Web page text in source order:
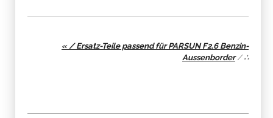
« / Ersatz-Teile passend für PARSUN F2.6 Benzin-
Aussenborder/∴